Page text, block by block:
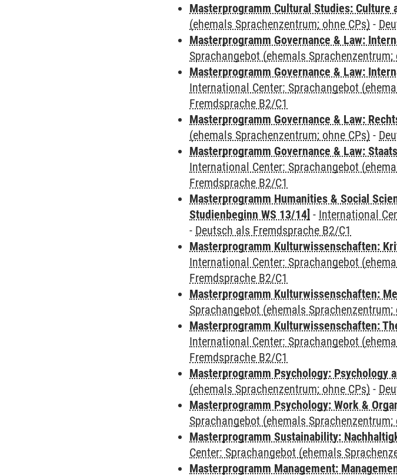
Masterprogramm Cultural Studies: Culture
(ehemals Sprachenzentrum; ohne CPs) -
Masterprogramm Governance & Law:
Sprachangebot (ehemals Sprachenzentrum;
Masterprogramm Governance & Law:
International Center: Sprachangebot
Fremdsprache B2/C1
Masterprogramm Governance & Law:
(ehemals Sprachenzentrum; ohne CPs) -
Masterprogramm Governance & Law:
International Center: Sprachangebot
Fremdsprache B2/C1
Masterprogramm Humanities & Social
Studienbeginn WS 13/14] - International
- Deutsch als Fremdsprache B2/C1
Masterprogramm Kulturwissenschaften:
International Center: Sprachangebot
Fremdsprache B2/C1
Masterprogramm Kulturwissenschaften:
Sprachangebot (ehemals Sprachenzentrum;
Masterprogramm Kulturwissenschaften:
International Center: Sprachangebot
Fremdsprache B2/C1
Masterprogramm Psychology: Psychology
(ehemals Sprachenzentrum; ohne CPs) -
Masterprogramm Psychology: Work &
Sprachangebot (ehemals Sprachenzentrum;
Masterprogramm Sustainability:
Center: Sprachangebot (ehemals
Masterprogramm Management: